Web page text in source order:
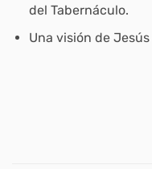
del Tabernáculo.
Una visión de